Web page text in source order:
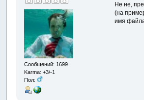
Сообщений: 1699
Karma: +3/-1
Пол:
Не не,
(на
имя